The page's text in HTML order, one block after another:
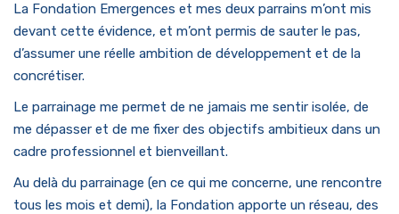
La Fondation Emergences et mes deux parrains m’ont mis
devant cette évidence, et m’ont permis de sauter le pas,
d’assumer une réelle ambition de développement et de la
concrétiser.
Le parrainage me permet de ne jamais me sentir isolée, de
me dépasser et de me fixer des objectifs ambitieux dans un
cadre professionnel et bienveillant.
Au delà du parrainage (en ce qui me concerne, une rencontre
tous les mois et demi), la Fondation apporte un réseau, des